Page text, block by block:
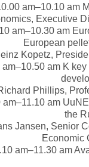
am–10.10 am
Executive
am–10.30 am
European
Kopetz,
am–10.50 am K
Phillips,
am–11.10 am
the
Jansen, Senior
Economic
am–11.30 am